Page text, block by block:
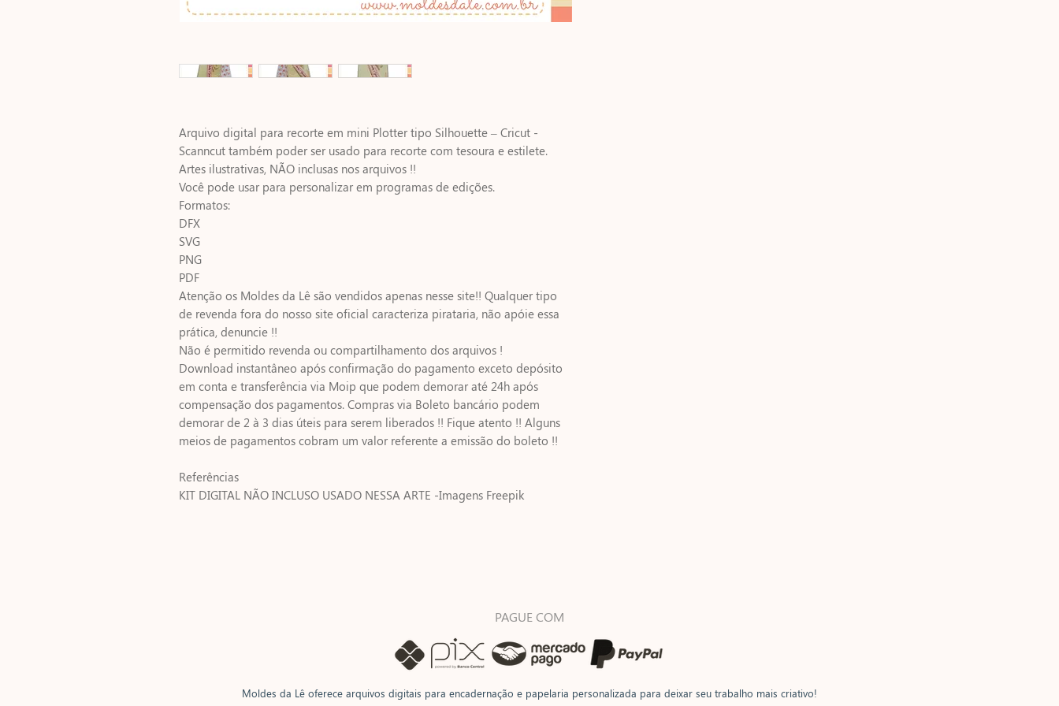
Arquivo digital para recorte em mini Plotter tipo Silhouette – Cricut -
Scanncut também poder ser usado para recorte com tesoura e estilete.
Artes ilustrativas, NÃO inclusas nos arquivos !!
Você pode usar para personalizar em programas de edições.
Formatos:
DFX
SVG
PNG
PDF
Atenção os Moldes da Lê são vendidos apenas nesse site!! Qualquer tipo
de revenda fora do nosso site oficial caracteriza pirataria, não apóie essa
prática, denuncie !!
Não é permitido revenda ou compartilhamento dos arquivos !
Download instantâneo após confirmação do pagamento exceto depósito
em conta e transferência via Moip que podem demorar até 24h após
compensação dos pagamentos. Compras via Boleto bancário podem
demorar de 2 à 3 dias úteis para serem liberados !! Fique atento !! Alguns
meios de pagamentos cobram um valor referente a emissão do boleto !!
Referências
KIT DIGITAL NÃO INCLUSO USADO NESSA ARTE -Imagens Freepik
PAGUE COM
Moldes da Lê oferece arquivos digitais para encadernação e papelaria personalizada para deixar seu trabalho mais criativo!